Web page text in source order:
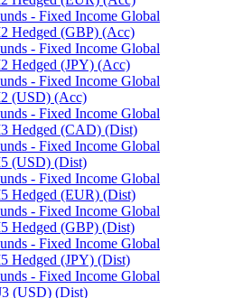
- Fixed Income Global
Hedged (GBP) (Acc)
- Fixed Income Global
Hedged (JPY) (Acc)
- Fixed Income Global
(USD) (Acc)
- Fixed Income Global
Hedged (CAD) (Dist)
- Fixed Income Global
(USD) (Dist)
- Fixed Income Global
Hedged (EUR) (Dist)
- Fixed Income Global
Hedged (GBP) (Dist)
- Fixed Income Global
Hedged (JPY) (Dist)
- Fixed Income Global
(USD) (Dist)